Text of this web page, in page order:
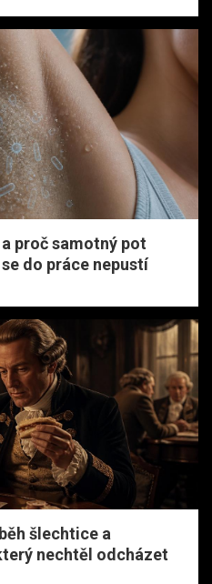
proč samotný pot
do práce nepustí
šlechtice a
nechtěl odcházet